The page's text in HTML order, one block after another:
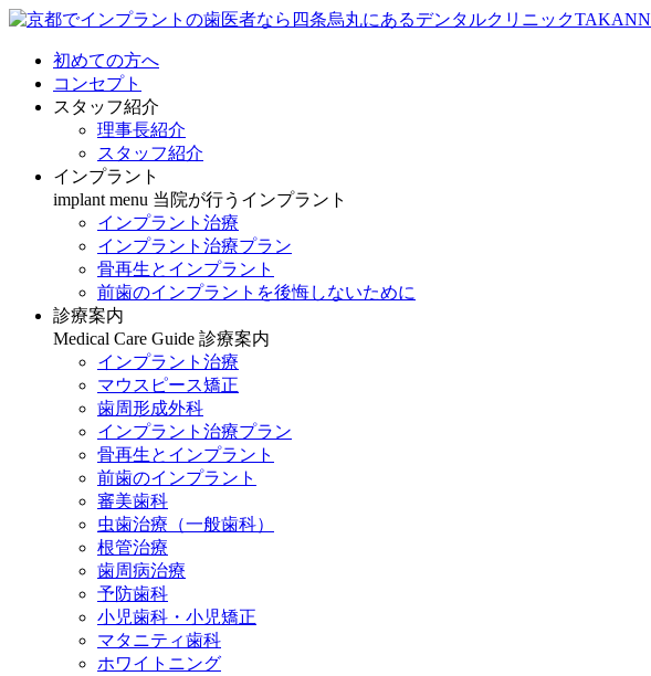
初めての方へ
コンセプト
スタッフ紹介
理事長紹介
スタッフ紹介
インプラント
implant menu 当院が行うインプラント
インプラント治療
インプラント治療プラン
骨再生とインプラント
前歯のインプラントを後悔しないために
診療案内
Medical Care Guide 診療案内
インプラント治療
マウスピース矯正
歯周形成外科
インプラント治療プラン
骨再生とインプラント
前歯のインプラント
審美歯科
虫歯治療（一般歯科）
根管治療
歯周病治療
予防歯科
小児歯科・小児矯正
マタニティ歯科
ホワイトニング